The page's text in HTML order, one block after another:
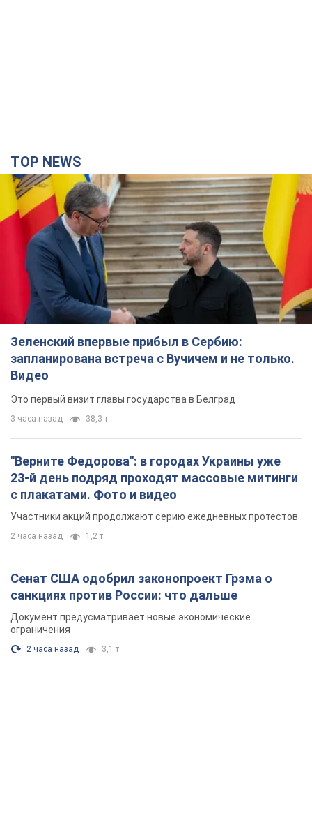
TOP NEWS
Зеленский впервые прибыл в Сербию:
запланирована встреча с Вучичем и не только.
Видео
Это первый визит главы государства в Белград
3 часа назад 38,3 т.
"Верните Федорова": в городах Украины уже
23-й день подряд проходят массовые митинги
с плакатами. Фото и видео
Участники акций продолжают серию ежедневных протестов
2 часа назад 1,2 т.
Сенат США одобрил законопроект Грэма о
санкциях против России: что дальше
Документ предусматривает новые экономические
ограничения
2 часа назад 3,1 т.